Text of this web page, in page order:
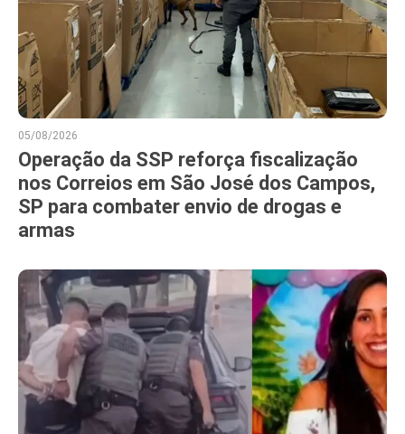
05/08/2026
Operação da SSP reforça fiscalização
nos Correios em São José dos Campos,
SP para combater envio de drogas e
armas